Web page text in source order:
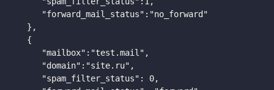
      "forward_mail_status":"no_forward"
   },
   {
      "mailbox":"test.mail",
      "domain":"site.ru",
      "spam_filter_status": 0,